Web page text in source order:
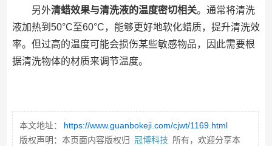
另外清蜡效果与清洗液的温度密切相关。通常将清洗
液加热到50°C至60°C，能够更好地软化蜡质，提升清洗效
率。但过高的温度可能会损伤某些敏感物品，因此需要根
据清洗物体的材质来调节温度。
本文地址：
https://www.guanbokeji.com/cjwt/1169.html
版权声明：本页面内容版权归 冠博科技 所有，欢迎分享本